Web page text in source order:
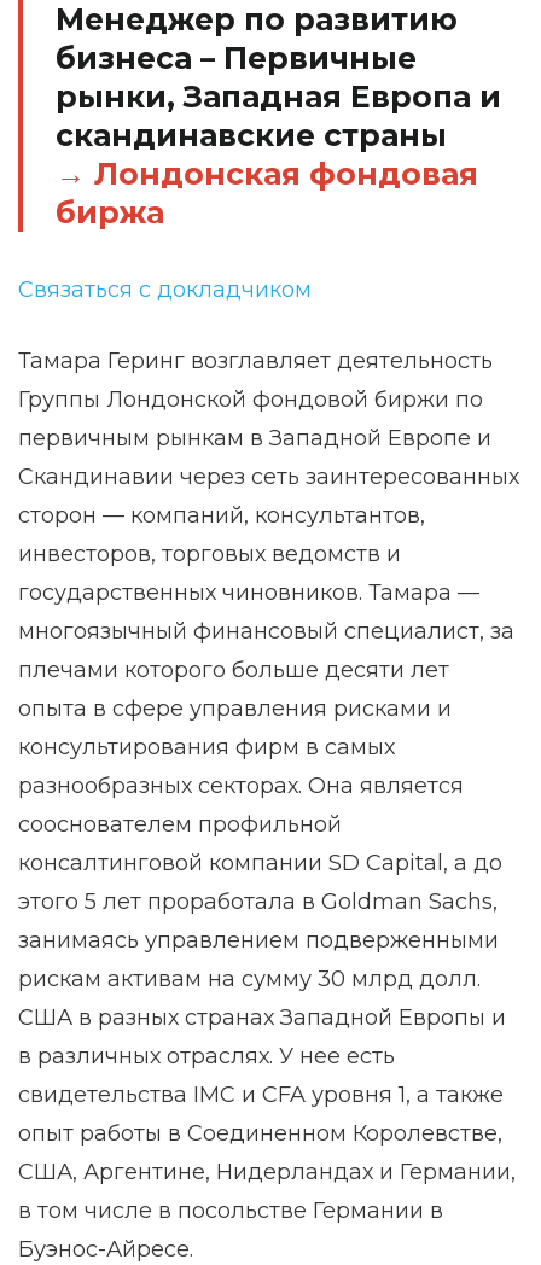
Менеджер по развитию
бизнеса – Первичные
рынки, Западная Европа и
скандинавские страны
Лондонская фондовая
биржа
Связаться с докладчиком
Тамара Геринг возглавляет деятельность
Группы Лондонской фондовой биржи по
первичным рынкам в Западной Европе и
Скандинавии через сеть заинтересованных
сторон — компаний, консультантов,
инвесторов, торговых ведомств и
государственных чиновников. Тамара —
многоязычный финансовый специалист, за
плечами которого больше десяти лет
опыта в сфере управления рисками и
консультирования фирм в самых
разнообразных секторах. Она является
сооснователем профильной
консалтинговой компании SD Capital, а до
этого 5 лет проработала в Goldman Sachs,
занимаясь управлением подверженными
рискам активам на сумму 30 млрд долл.
США в разных странах Западной Европы и
в различных отраслях. У нее есть
свидетельства IMC и CFA уровня 1, а также
опыт работы в Соединенном Королевстве,
США, Аргентине, Нидерландах и Германии,
в том числе в посольстве Германии в
Буэнос-Айресе.